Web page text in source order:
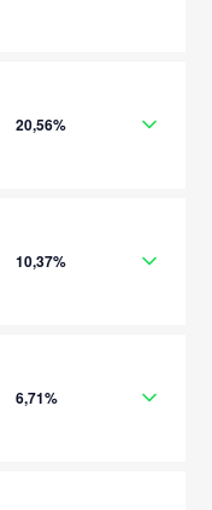
20,56%
10,37%
6,71%